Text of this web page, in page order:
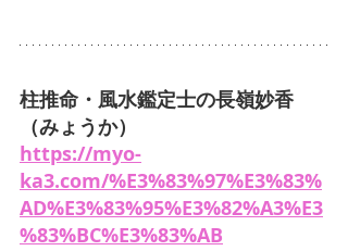
柱推命・風水鑑定士の長嶺妙香
（みょうか）
https://myo-
ka3.com/%E3%83%97%E3%83%
AD%E3%83%95%E3%82%A3%E3
%83%BC%E3%83%AB